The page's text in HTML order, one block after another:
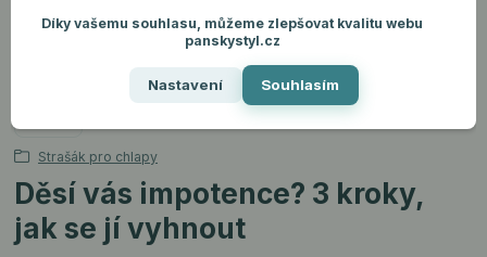
Úvod Blog Strašák pro chlapy
Děsí vás impotence? 3 kroky, jak se jí
Strašák pro chlapy
Děsí vás impotence? 3 kroky,
jak se jí vyhnout
Díky vašemu souhlasu, můžeme zlepšovat kvalitu webu
panskystyl.cz
Nastavení Souhlasím